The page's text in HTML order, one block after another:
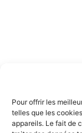
Pour offrir les
telles que les
appareils. Le fait de